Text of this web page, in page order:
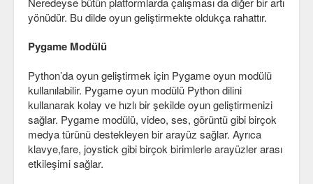
yönüdür. Bu dilde oyun geliştirmekte oldukça rahattır.
Pygame Modülü
Python’da oyun geliştirmek için Pygame oyun modülü
kullanılabilir. Pygame oyun modülü Python dilini
kullanarak kolay ve hızlı bir şekilde oyun geliştirmenizi
sağlar. Pygame modülü, video, ses, görüntü gibi birçok
medya türünü destekleyen bir arayüz sağlar. Ayrıca
klavye,fare, joystick gibi birçok birimlerle arayüzler arası
etkileşimi sağlar.